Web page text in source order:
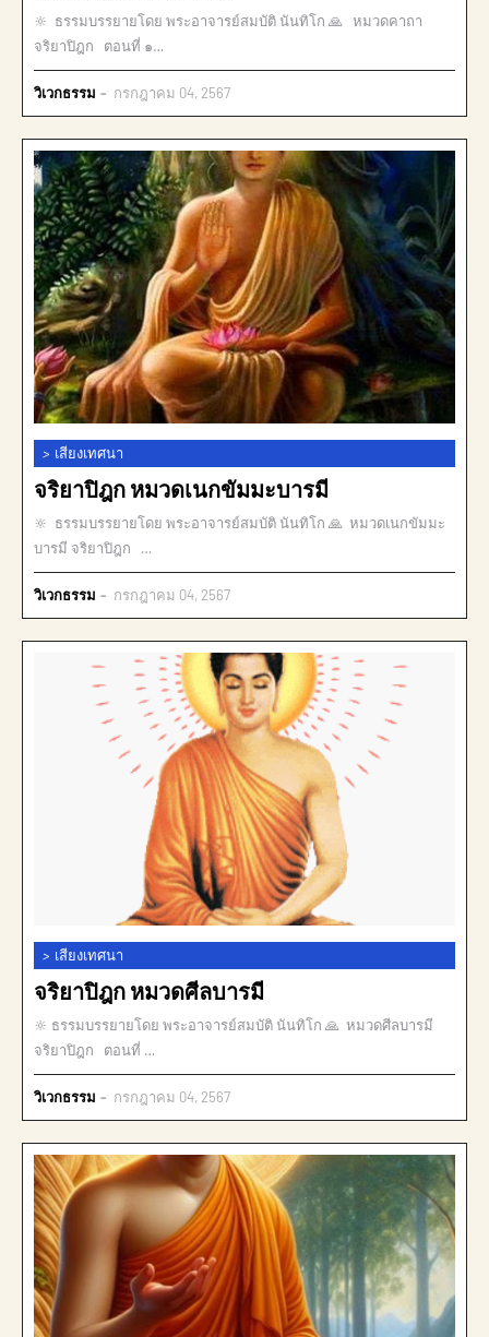
🔆 ธรรมบรรยายโดย พระอาจารย์สมบัติ นันทิโก 🙏 หมวดคาถา
จริยาปิฎก ตอนที่ ๑…
วิเวกธรรม กรกฎาคม 04, 2567
> เสียงเทศนา
จริยาปิฎก หมวดเนกขัมมะบารมี
🔆 ธรรมบรรยายโดย พระอาจารย์สมบัติ นันทิโก 🙏 หมวดเนกขัมมะ
บารมี จริยาปิฎก …
วิเวกธรรม กรกฎาคม 04, 2567
> เสียงเทศนา
จริยาปิฎก หมวดศีลบารมี
🔆 ธรรมบรรยายโดย พระอาจารย์สมบัติ นันทิโก 🙏 หมวดศีลบารมี
จริยาปิฎก ตอนที่ …
วิเวกธรรม กรกฎาคม 04, 2567